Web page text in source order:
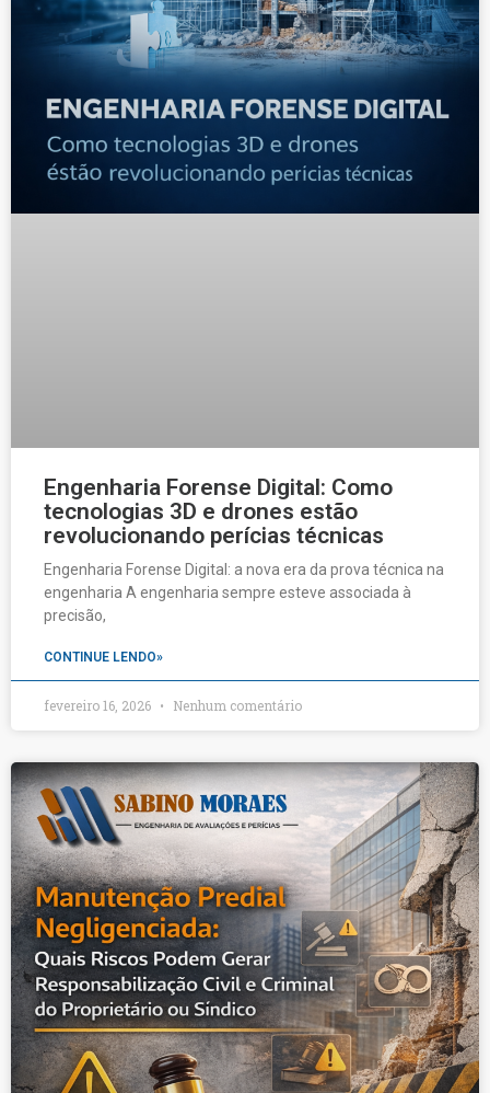
Engenharia Forense Digital: Como
tecnologias 3D e drones estão
revolucionando perícias técnicas
Engenharia Forense Digital: a nova era da prova técnica na
engenharia A engenharia sempre esteve associada à
precisão,
CONTINUE LENDO»
fevereiro 16, 2026 Nenhum comentário